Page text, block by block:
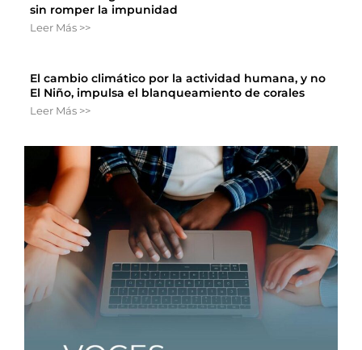
sin romper la impunidad
Leer Más >>
El cambio climático por la actividad humana, y no
El Niño, impulsa el blanqueamiento de corales
Leer Más >>